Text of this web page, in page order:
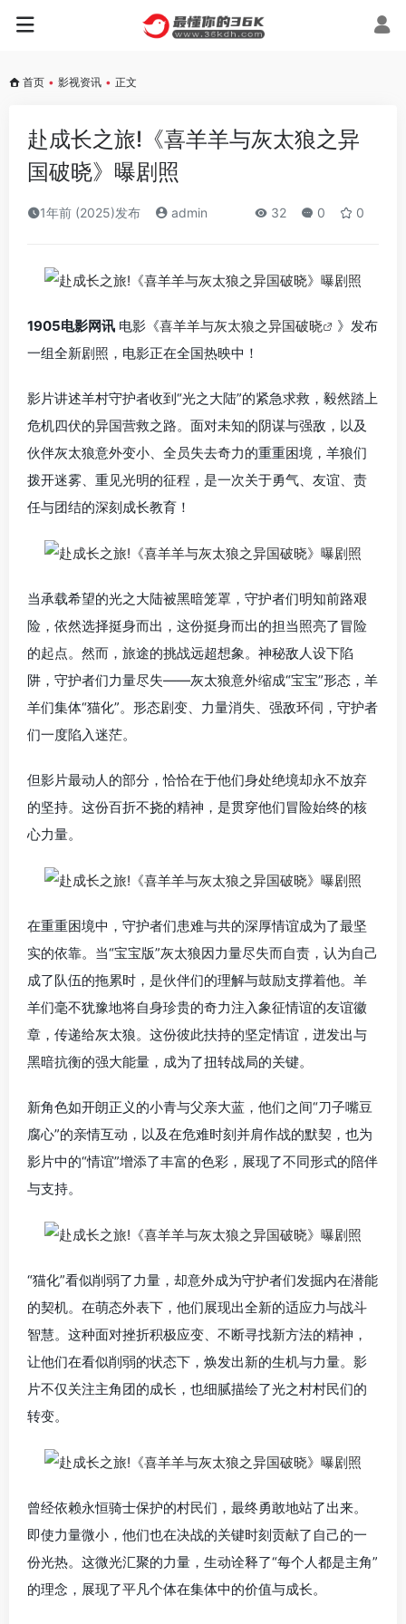
首页 • 影视资讯 • 正文
赴成长之旅!《喜羊羊与灰太狼之异
国破晓》曝剧照
1年前 (2025)发布 admin 32 0 0
1905电影网讯 电影《喜羊羊与灰太狼之异国破晓
》发布
一组全新剧照，电影正在全国热映中！
影片讲述羊村守护者收到“光之大陆”的紧急求救，毅然踏上
危机四伏的异国营救之路。面对未知的阴谋与强敌，以及
伙伴灰太狼意外变小、全员失去奇力的重重困境，羊狼们
拨开迷雾、重见光明的征程，是一次关于勇气、友谊、责
任与团结的深刻成长教育！
当承载希望的光之大陆被黑暗笼罩，守护者们明知前路艰
险，依然选择挺身而出，这份挺身而出的担当照亮了冒险
的起点。然而，旅途的挑战远超想象。神秘敌人设下陷
阱，守护者们力量尽失——灰太狼意外缩成“宝宝”形态，羊
羊们集体“猫化”。形态剧变、力量消失、强敌环伺，守护者
们一度陷入迷茫。
但影片最动人的部分，恰恰在于他们身处绝境却永不放弃
的坚持。这份百折不挠的精神，是贯穿他们冒险始终的核
心力量。
在重重困境中，守护者们患难与共的深厚情谊成为了最坚
实的依靠。当“宝宝版”灰太狼因力量尽失而自责，认为自己
成了队伍的拖累时，是伙伴们的理解与鼓励支撑着他。羊
羊们毫不犹豫地将自身珍贵的奇力注入象征情谊的友谊徽
章，传递给灰太狼。 这份彼此扶持的坚定情谊，迸发出与
黑暗抗衡的强大能量，成为了扭转战局的关键。
新角色如开朗正义的小青与父亲大蓝，他们之间“刀子嘴豆
腐心”的亲情互动，以及在危难时刻并肩作战的默契，也为
影片中的“情谊”增添了丰富的色彩，展现了不同形式的陪伴
与支持。
“猫化”看似削弱了力量，却意外成为守护者们发掘内在潜能
的契机。在萌态外表下，他们展现出全新的适应力与战斗
智慧。这种面对挫折积极应变、不断寻找新方法的精神，
让他们在看似削弱的状态下，焕发出新的生机与力量。影
片不仅关注主角团的成长，也细腻描绘了光之村村民们的
转变。
曾经依赖永恒骑士保护的村民们，最终勇敢地站了出来。
即使力量微小，他们也在决战的关键时刻贡献了自己的一
份光热。这微光汇聚的力量，生动诠释了“每个人都是主角”
的理念，展现了平凡个体在集体中的价值与成长。